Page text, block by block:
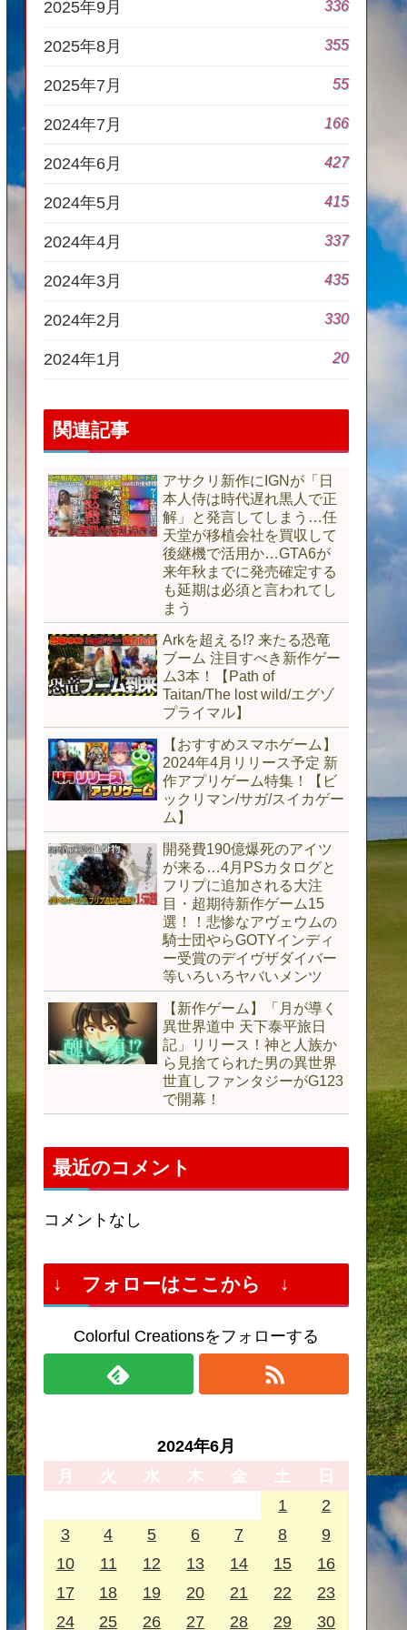
2025年9月 336
2025年8月 355
2025年7月 55
2024年7月 166
2024年6月 427
2024年5月 415
2024年4月 337
2024年3月 435
2024年2月 330
2024年1月 20
関連記事
アサクリ新作にIGNが「日
本人侍は時代遅れ黒人で正
解」と発言してしまう…任
天堂が移植会社を買収して
後継機で活用か…GTA6が
来年秋までに発売確定する
も延期は必須と言われてし
まう
Arkを超える!? 来たる恐竜
ブーム 注目すべき新作ゲー
ム3本！【Path of
Taitan/The lost wild/エグゾ
プライマル】
【おすすめスマホゲーム】
2024年4月リリース予定 新
作アプリゲーム特集！【ビ
ックリマン/サガ/スイカゲー
ム】
開発費190億爆死のアイツ
が来る…4月PSカタログと
フリプに追加される大注
目・超期待新作ゲーム15
選！！悲惨なアヴェウムの
騎士団やらGOTYインディ
ー受賞のデイヴザダイバー
等いろいろヤバいメンツ
【新作ゲーム】「月が導く
異世界道中 天下泰平旅日
記」リリース！神と人族か
ら見捨てられた男の異世界
世直しファンタジーがG123
で開幕！
最近のコメント
コメントなし
↓ フォローはここから ↓
Colorful Creationsをフォローする
2024年6月
月
火 水 木 金 土
日
1
2
3
4 5 6 7 8
9
10
11 12 13 14 15
16
17
18 19 20 21 22
23
24
25 26 27 28 29 30